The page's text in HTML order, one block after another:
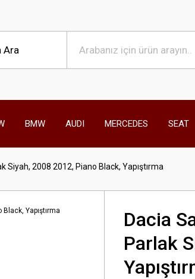
BMW AUDI MERCEDES SEAT
Siyah, 2008 2012, Piano Black, Yapıştırma
Dacia
Parlak